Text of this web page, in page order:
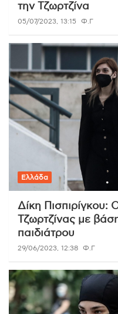
την Τζωρτζίνα
05/07/2023, 13:15 Φ.Γ
Ελλάδα
Δίκη Πισπιρίγκου:
Τζωρτζίνας με
παιδιάτρου
29/06/2023, 12:38 Φ.Γ